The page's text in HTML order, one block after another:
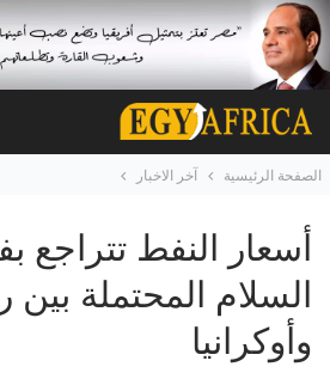
الصفحة الرئيسية آخر الاخبار
أسعار النفط تتراجع
السلام المحتملة بين
وأوكرانيا